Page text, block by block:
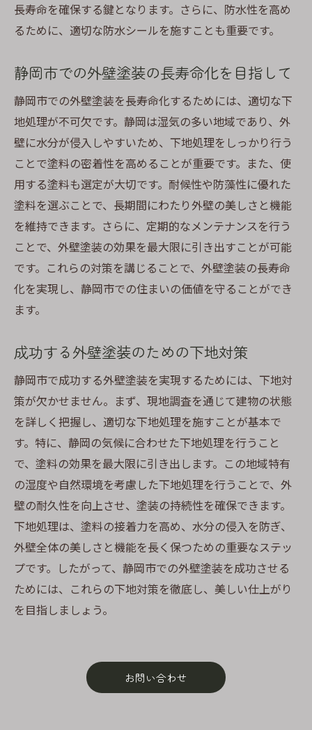
長寿命を確保する鍵となります。さらに、防水性を高め
るために、適切な防水シールを施すことも重要です。
静岡市での外壁塗装の長寿命化を目指して
静岡市での外壁塗装を長寿命化するためには、適切な下
地処理が不可欠です。静岡は湿気の多い地域であり、外
壁に水分が侵入しやすいため、下地処理をしっかり行う
ことで塗料の密着性を高めることが重要です。また、使
用する塗料も選定が大切です。耐候性や防藻性に優れた
塗料を選ぶことで、長期間にわたり外壁の美しさと機能
を維持できます。さらに、定期的なメンテナンスを行う
ことで、外壁塗装の効果を最大限に引き出すことが可能
です。これらの対策を講じることで、外壁塗装の長寿命
化を実現し、静岡市での住まいの価値を守ることができ
ます。
成功する外壁塗装のための下地対策
静岡市で成功する外壁塗装を実現するためには、下地対
策が欠かせません。まず、現地調査を通じて建物の状態
を詳しく把握し、適切な下地処理を施すことが基本で
す。特に、静岡の気候に合わせた下地処理を行うこと
で、塗料の効果を最大限に引き出します。この地域特有
の湿度や自然環境を考慮した下地処理を行うことで、外
壁の耐久性を向上させ、塗装の持続性を確保できます。
下地処理は、塗料の接着力を高め、水分の侵入を防ぎ、
外壁全体の美しさと機能を長く保つための重要なステッ
プです。したがって、静岡市での外壁塗装を成功させる
ためには、これらの下地対策を徹底し、美しい仕上がり
を目指しましょう。
お問い合わせ